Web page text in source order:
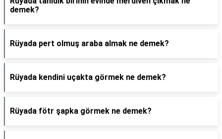
demek?
Rüyada pert olmuş araba almak ne demek?
Rüyada kendini uçakta görmek ne demek?
Rüyada fötr şapka görmek ne demek?